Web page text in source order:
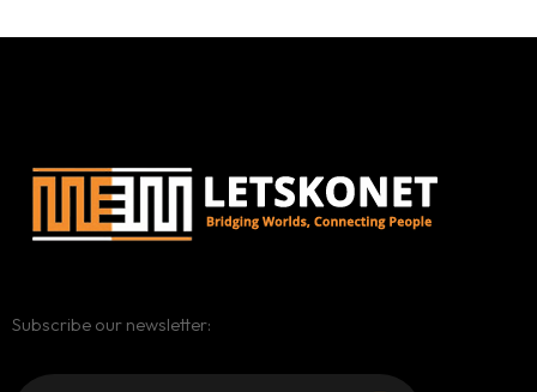
Subscribe our newsletter: